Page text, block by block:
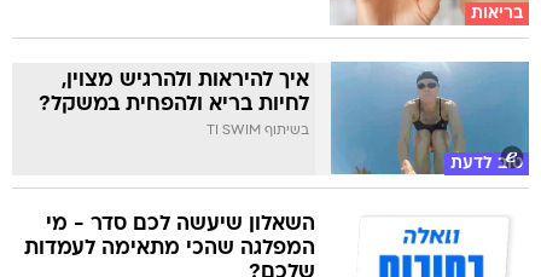
בריאות
טוב לדעת
איך להיראות ולהרגיש מצוין,
לחיות בריא ולהפחית במשקל?
בשיתוף TI SWIM
השאלון שיעשה לכם סדר - מי
המפלגה שהכי מתאימה לעמדות
שלכם?